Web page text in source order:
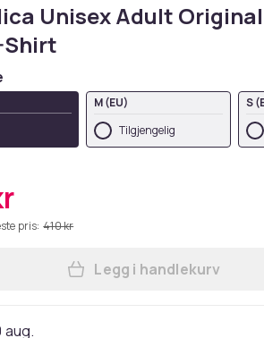
Unisex Adult
Shirt
M (EU)
Tilgjengelig
S
pris: 410 kr
Legg Metallica
Legg i handlekurv
aug.